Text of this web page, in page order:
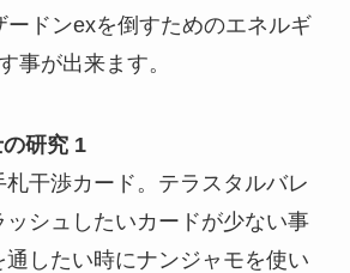
ードンexを倒すためのエネルギ
事が出来ます。
研究 1
札干渉カード。テラスタルバレ
ッシュしたいカードが少ない事
したい時にナンジャモを使い